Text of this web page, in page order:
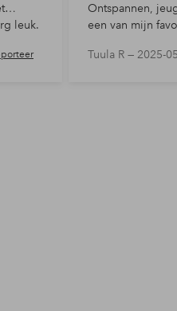
leuk.
Ontspannen,
een van mijn
Tuula R — 2025-